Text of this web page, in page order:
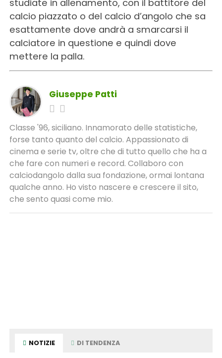
studiate in allenamento, con il battitore del
calcio piazzato o del calcio d’angolo che sa
esattamente dove andrà a smarcarsi il
calciatore in questione e quindi dove
mettere la palla.
Giuseppe Patti
Classe '96, siciliano. Innamorato delle statistiche,
forse tanto quanto del calcio. Appassionato di
cinema e serie tv, oltre che di tutto quello che ha a
che fare con numeri e record. Collaboro con
calciodangolo dalla sua fondazione, ormai lontana
qualche anno. Ho visto nascere e crescere il sito,
che sento quasi come mio.
NOTIZIE DI TENDENZA